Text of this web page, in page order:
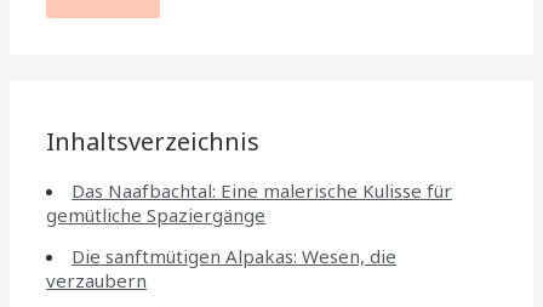
Inhaltsverzeichnis
Das Naafbachtal: Eine malerische Kulisse für
gemütliche Spaziergänge
Die sanftmütigen Alpakas: Wesen, die
verzaubern